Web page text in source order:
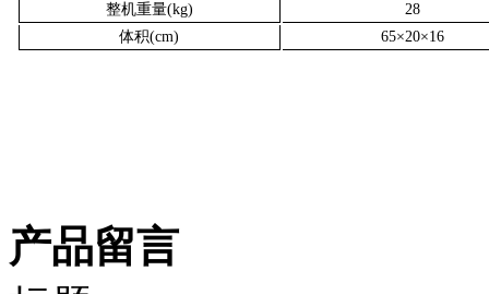
整机重量(kg)
28
体积(cm)
65×20×16
产品留言